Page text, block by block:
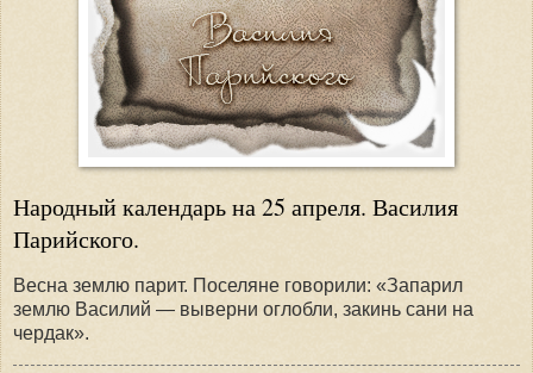
Народный календарь на 25 апреля. Василия
Парийского.
Весна землю парит. Поселяне говорили: «Запарил
землю Василий — выверни оглобли, закинь сани на
чердак».